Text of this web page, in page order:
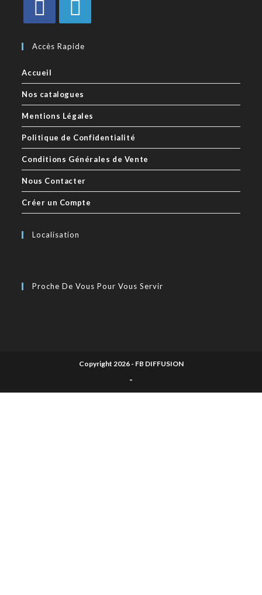
Accès Rapide
Accueil
Nos catalogues
Mentions Légales
Politique de Confidentialité
Conditions Générales de Vente
Nous Contacter
Créer un Compte
Localisation
Proche De Vous Pour Vous Servir
Copyright 2026 - FB DIFFUSION
-